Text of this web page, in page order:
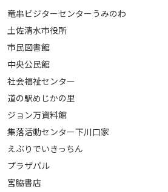
竜串ビジターセンターうみのわ
土佐清水市役所
市民図書館
中央公民館
社会福祉センター
道の駅めじかの里
ジョン万資料館
集落活動センター下川口家
えぶりでいきっちん
プラザパル
宮脇書店